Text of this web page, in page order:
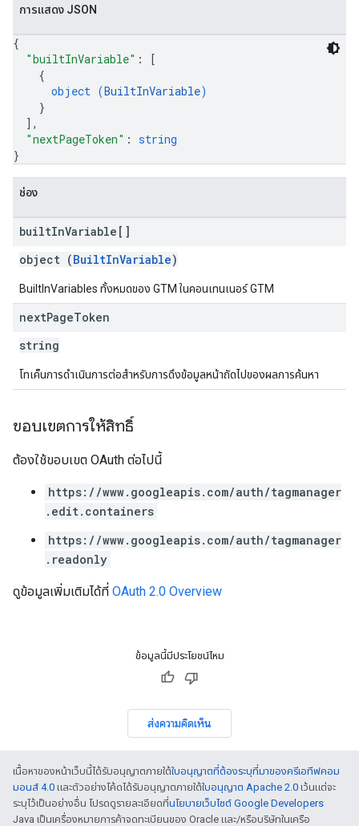
การแสดง JSON
{
"builtInVariable" :
[
{
object (BuiltInVariable)
}
] ,
"nextPageToken" : string
}
ช่อง
builtInVariable[]
object (BuiltInVariable)
BuiltInVariables ทั้งหมดของ GTM ในคอนเทนเนอร์ GTM
nextPageToken
string
โทเค็นการดําเนินการต่อสำหรับการดึงข้อมูลหน้าถัดไปของผลการค้นหา
ขอบเขตการให้สิทธิ์
ต้องใช้ขอบเขต OAuth ต่อไปนี้
https://www.googleapis.com/auth/tagmanager
.edit.containers
https://www.googleapis.com/auth/tagmanager
.readonly
ดูข้อมูลเพิ่มเติมได้ที่ OAuth 2.0 Overview
ข้อมูลนี้มีประโยชน์ไหม
ส่งความคิดเห็น
เนื้อหาของหน้าเว็บนี้ได้รับอนุญาตภายใต้ใบอนุญาตที่ต้องระบุที่มาของครีเอทีฟคอม
มอนส์ 4.0 และตัวอย่างโค้ดได้รับอนุญาตภายใต้ใบอนุญาต Apache 2.0 เว้นแต่จะ
ระบุไว้เป็นอย่างอื่น โปรดดูรายละเอียดที่นโยบายเว็บไซต์ Google Developers
Java เป็นเครื่องหมายการค้าจดทะเบียนของ Oracle และ/หรือบริษัทในเครือ